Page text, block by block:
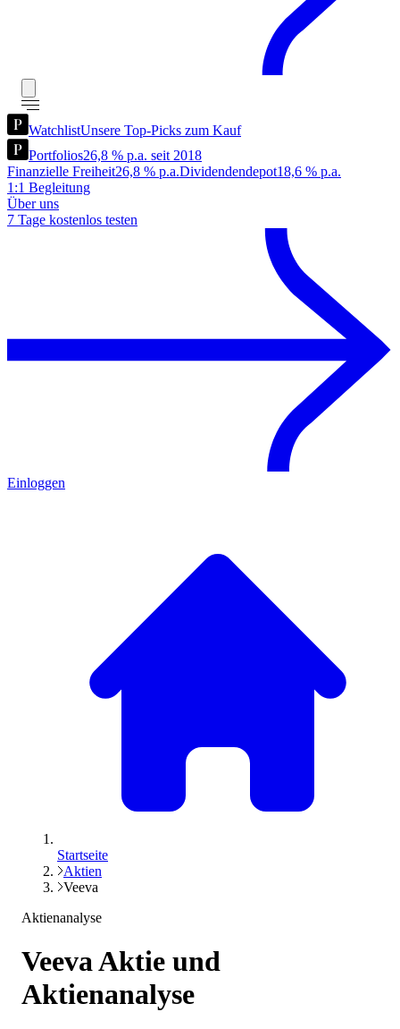
WatchlistUnsere Top-Picks zum Kauf
Portfolios26,8 % p.a. seit 2018
Finanzielle Freiheit26,8 % p.a.Dividendendepot18,6 % p.a.
1:1 Begleitung
Über uns
7 Tage kostenlos testen
Einloggen
Startseite
Aktien
Veeva
Aktienanalyse
VeevaAktie und
Aktienanalyse